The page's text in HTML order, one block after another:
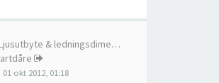
& ledningsdime…
okt 2012, 01:18